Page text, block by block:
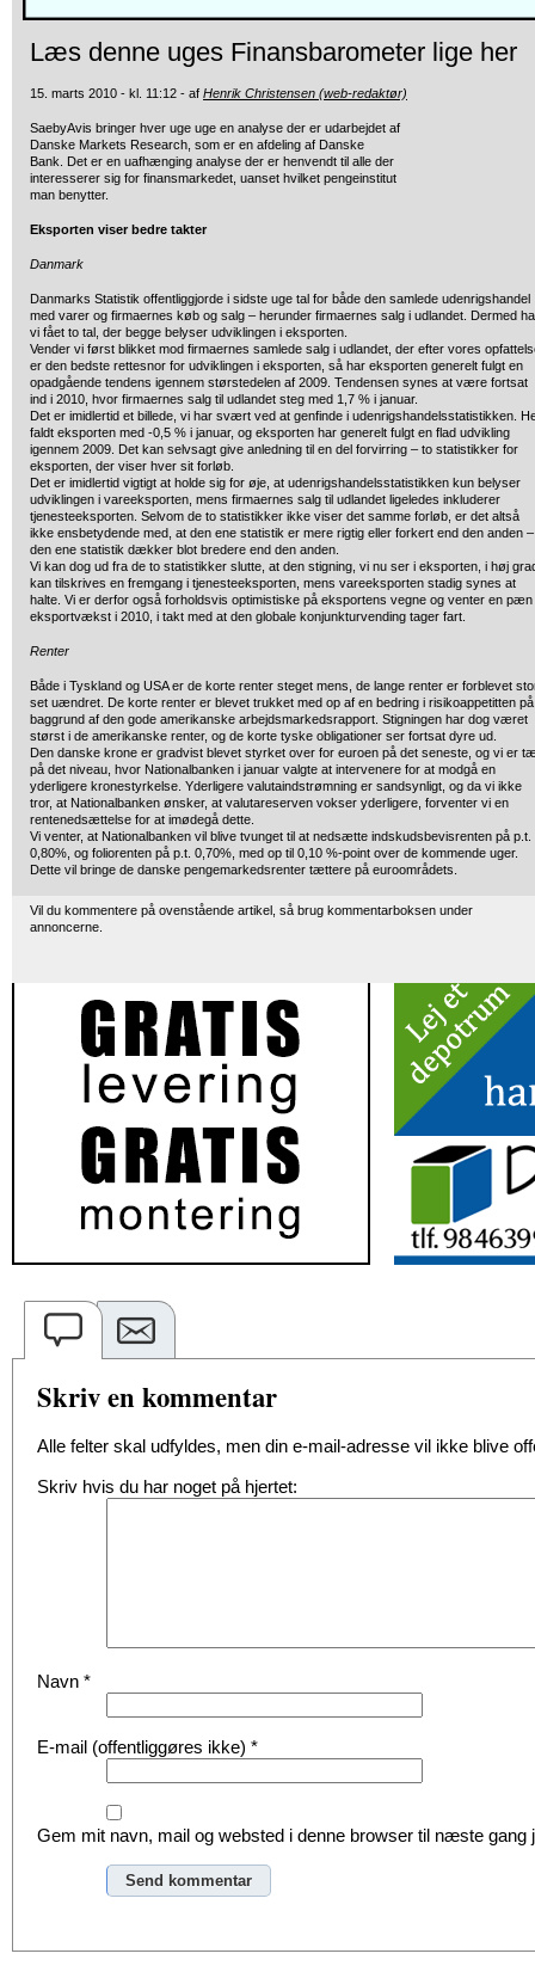
Læs denne uges Finansbarometer lige her
15. marts 2010 - kl. 11:12 - af Henrik Christensen (web-redaktør)
SaebyAvis bringer hver uge uge en analyse der er udarbejdet af
Danske Markets Research, som er en afdeling af Danske
Bank. Det er en uafhænging analyse der er henvendt til alle der
interesserer sig for finansmarkedet, uanset hvilket pengeinstitut
man benytter.
Eksporten viser bedre takter
Danmark
Danmarks Statistik offentliggjorde i sidste uge tal for både den samlede udenrigshandel
med varer og firmaernes køb og salg – herunder firmaernes salg i udlandet. Dermed
vi fået to tal, der begge belyser udviklingen i eksporten.
Vender vi først blikket mod firmaernes samlede salg i udlandet, der efter vores
er den bedste rettesnor for udviklingen i eksporten, så har eksporten generelt fulgt en
opadgående tendens igennem størstedelen af 2009. Tendensen synes at være fortsat
ind i 2010, hvor firmaernes salg til udlandet steg med 1,7 % i januar.
Det er imidlertid et billede, vi har svært ved at genfinde i udenrigshandelsstatistikken.
faldt eksporten med -0,5 % i januar, og eksporten har generelt fulgt en flad udvikling
igennem 2009. Det kan selvsagt give anledning til en del forvirring – to statistikker for
eksporten, der viser hver sit forløb.
Det er imidlertid vigtigt at holde sig for øje, at udenrigshandelsstatistikken kun belyser
udviklingen i vareeksporten, mens firmaernes salg til udlandet ligeledes inkluderer
tjenesteeksporten. Selvom de to statistikker ikke viser det samme forløb, er det altså
ikke ensbetydende med, at den ene statistik er mere rigtig eller forkert end den anden –
den ene statistik dækker blot bredere end den anden.
Vi kan dog ud fra de to statistikker slutte, at den stigning, vi nu ser i eksporten, i høj
kan tilskrives en fremgang i tjenesteeksporten, mens vareeksporten stadig synes at
halte. Vi er derfor også forholdsvis optimistiske på eksportens vegne og venter en pæn
eksportvækst i 2010, i takt med at den globale konjunkturvending tager fart.
Renter
Både i Tyskland og USA er de korte renter steget mens, de lange renter er forblevet
set uændret. De korte renter er blevet trukket med op af en bedring i risikoappetitten på
baggrund af den gode amerikanske arbejdsmarkedsrapport. Stigningen har dog været
størst i de amerikanske renter, og de korte tyske obligationer ser fortsat dyre ud.
Den danske krone er gradvist blevet styrket over for euroen på det seneste, og vi er
på det niveau, hvor Nationalbanken i januar valgte at intervenere for at modgå en
yderligere kronestyrkelse. Yderligere valutaindstrømning er sandsynligt, og da vi ikke
tror, at Nationalbanken ønsker, at valutareserven vokser yderligere, forventer vi en
rentenedsættelse for at imødegå dette.
Vi venter, at Nationalbanken vil blive tvunget til at nedsætte indskudsbevisrenten på p.t.
0,80%, og foliorenten på p.t. 0,70%, med op til 0,10 %-point over de kommende uger.
Dette vil bringe de danske pengemarkedsrenter tættere på euroområdets.
Vil du kommentere på ovenstående artikel, så brug kommentarboksen under
annoncerne.
Skriv en kommentar
Alle felter skal udfyldes, men din e-mail-adresse vil ikke blive
Skriv hvis du har noget på hjertet:
Navn *
E-mail (offentliggøres ikke) *
Gem mit navn, mail og websted i denne browser til næste gang